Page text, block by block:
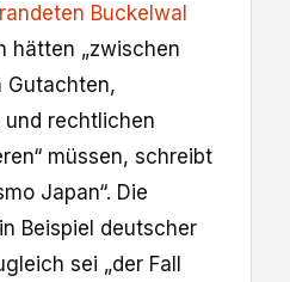
Buckelwal
hätten „zwischen
Gutachten,
rechtlichen
müssen, schreibt
Japan“. Die
Beispiel deutscher
sei „der Fall